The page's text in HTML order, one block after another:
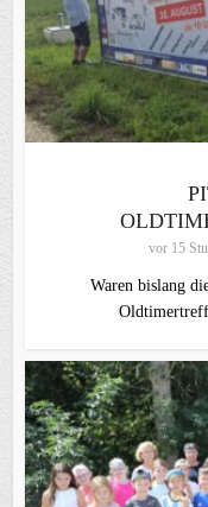
vor 15
Waren bislang